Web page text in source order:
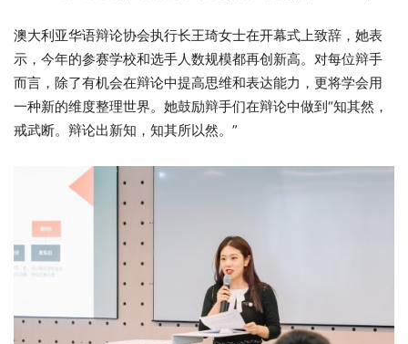
澳大利亚华语辩论协会执行长王琦女士在开幕式上致辞，她表
示，今年的参赛学校和选手人数规模都再创新高。对每位辩手
而言，除了有机会在辩论中提高思维和表达能力，更将学会用
一种新的维度整理世界。她鼓励辩手们在辩论中做到“知其然，
戒武断。辩论出新知，知其所以然。”